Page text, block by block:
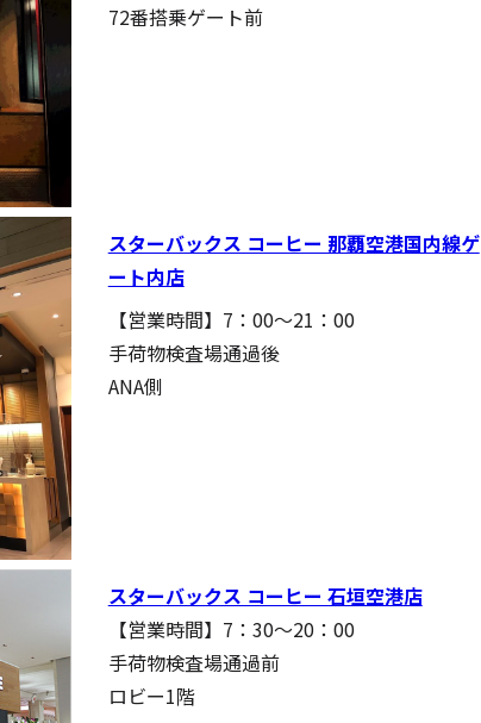
72番搭乗ゲート前
スターバックス コーヒー 那覇空港国内線ゲ
ート内店
【営業時間】7：00～21：00
手荷物検査場通過後
ANA側
スターバックス コーヒー 石垣空港店
【営業時間】7：30～20：00
手荷物検査場通過前
ロビー1階